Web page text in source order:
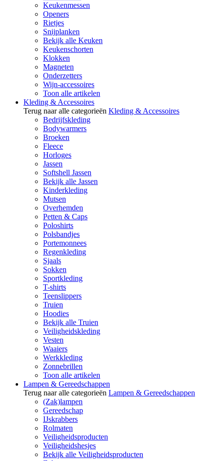
Keukenmessen
Openers
Rietjes
Snijplanken
Bekijk alle Keuken
Keukenschorten
Klokken
Magneten
Onderzetters
Wijn-accessoires
Toon alle artikelen
Kleding & Accessoires
Terug naar alle categorieën Kleding & Accessoires
Bedrijfskleding
Bodywarmers
Broeken
Fleece
Horloges
Jassen
Softshell Jassen
Bekijk alle Jassen
Kinderkleding
Mutsen
Overhemden
Petten & Caps
Poloshirts
Polsbandjes
Portemonnees
Regenkleding
Sjaals
Sokken
Sportkleding
T-shirts
Teenslippers
Truien
Hoodies
Bekijk alle Truien
Veiligheidskleding
Vesten
Waaiers
Werkkleding
Zonnebrillen
Toon alle artikelen
Lampen & Gereedschappen
Terug naar alle categorieën Lampen & Gereedschappen
(Zak)lampen
Gereedschap
IJskrabbers
Rolmaten
Veiligheidsproducten
Veiligheidshesjes
Bekijk alle Veiligheidsproducten